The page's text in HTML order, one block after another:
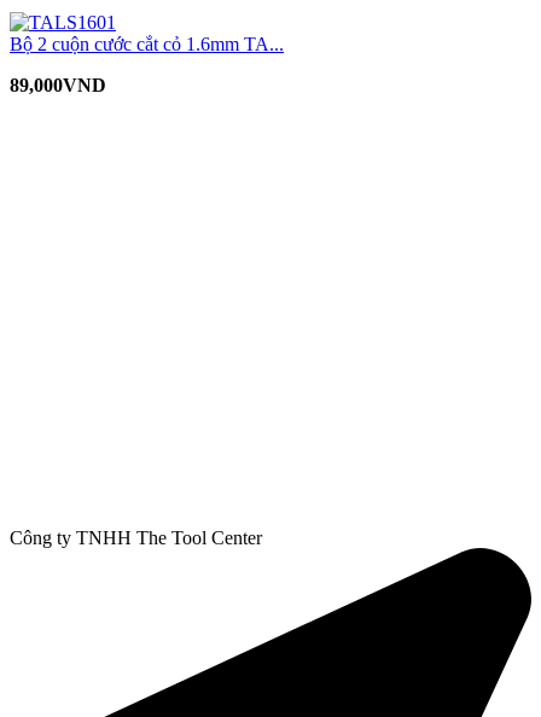
Bộ 2 cuộn cước cắt cỏ 1.6mm TA...
89,000VND
Công ty TNHH The Tool Center